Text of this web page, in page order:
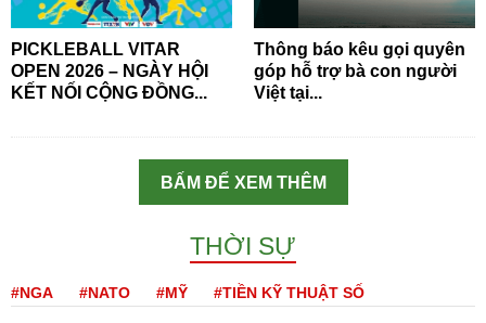
PICKLEBALL VITAR
OPEN 2026 – NGÀY HỘI
KẾT NỐI CỘNG ĐỒNG...
Thông báo kêu gọi quyên
góp hỗ trợ bà con người
Việt tại...
BẤM ĐỂ XEM THÊM
THỜI SỰ
#NGA #NATO #MỸ #TIỀN KỸ THUẬT SỐ